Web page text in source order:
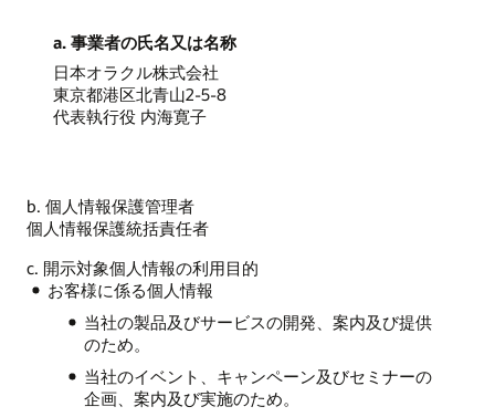
a. 事業者の氏名又は名称
日本オラクル株式会社
東京都港区北青山2-5-8
代表執行役 内海寛子
b. 個人情報保護管理者
個人情報保護統括責任者
c. 開示対象個人情報の利用目的
お客様に係る個人情報
当社の製品及びサービスの開発、案内及び提供
のため。
当社のイベント、キャンペーン及びセミナーの
企画、案内及び実施のため。